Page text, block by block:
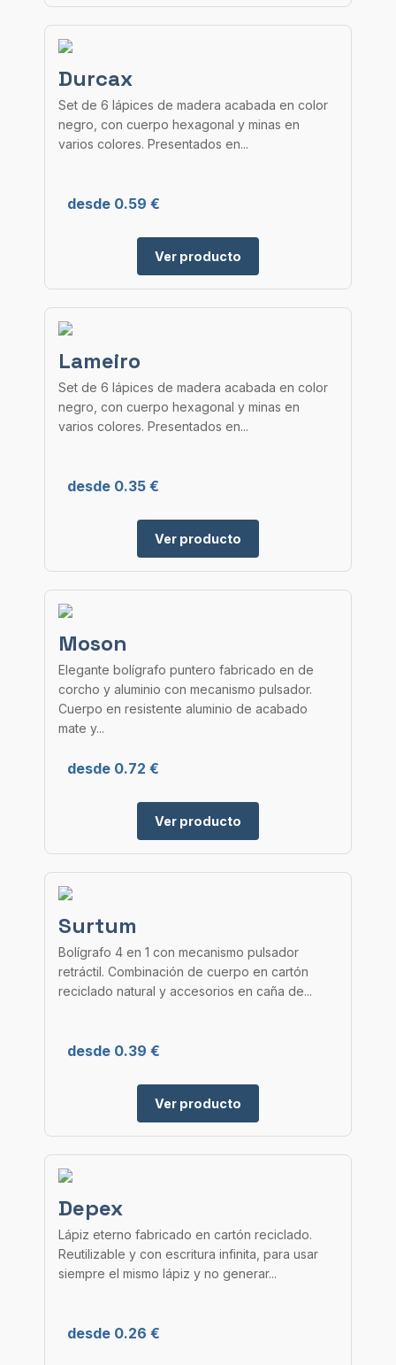
Durcax
Set de 6 lápices de madera acabada en color
negro, con cuerpo hexagonal y minas en
varios colores. Presentados en...
desde 0.59 €
Ver producto
Lameiro
Set de 6 lápices de madera acabada en color
negro, con cuerpo hexagonal y minas en
varios colores. Presentados en...
desde 0.35 €
Ver producto
Moson
Elegante bolígrafo puntero fabricado en de
corcho y aluminio con mecanismo pulsador.
Cuerpo en resistente aluminio de acabado
mate y...
desde 0.72 €
Ver producto
Surtum
Bolígrafo 4 en 1 con mecanismo pulsador
retráctil. Combinación de cuerpo en cartón
reciclado natural y accesorios en caña de...
desde 0.39 €
Ver producto
Depex
Lápiz eterno fabricado en cartón reciclado.
Reutilizable y con escritura infinita, para usar
siempre el mismo lápiz y no generar...
desde 0.26 €